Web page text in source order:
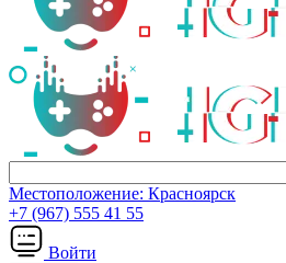
Местоположение: Красноярск
+7 (967) 555 41 55
Войти